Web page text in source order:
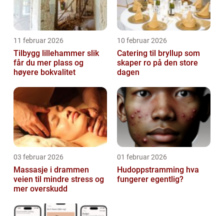
11 februar 2026
Tilbygg lillehammer slik
får du mer plass og
høyere bokvalitet
10 februar 2026
Catering til bryllup som
skaper ro på den store
dagen
03 februar 2026
Massasje i drammen
veien til mindre stress og
mer overskudd
01 februar 2026
Hudoppstramming hva
fungerer egentlig?